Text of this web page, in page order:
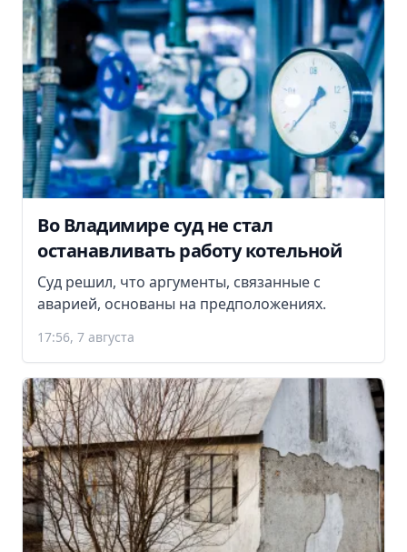
Во Владимире суд не стал
останавливать работу котельной
Суд решил, что аргументы, связанные с
аварией, основаны на предположениях.
17:56, 7 августа